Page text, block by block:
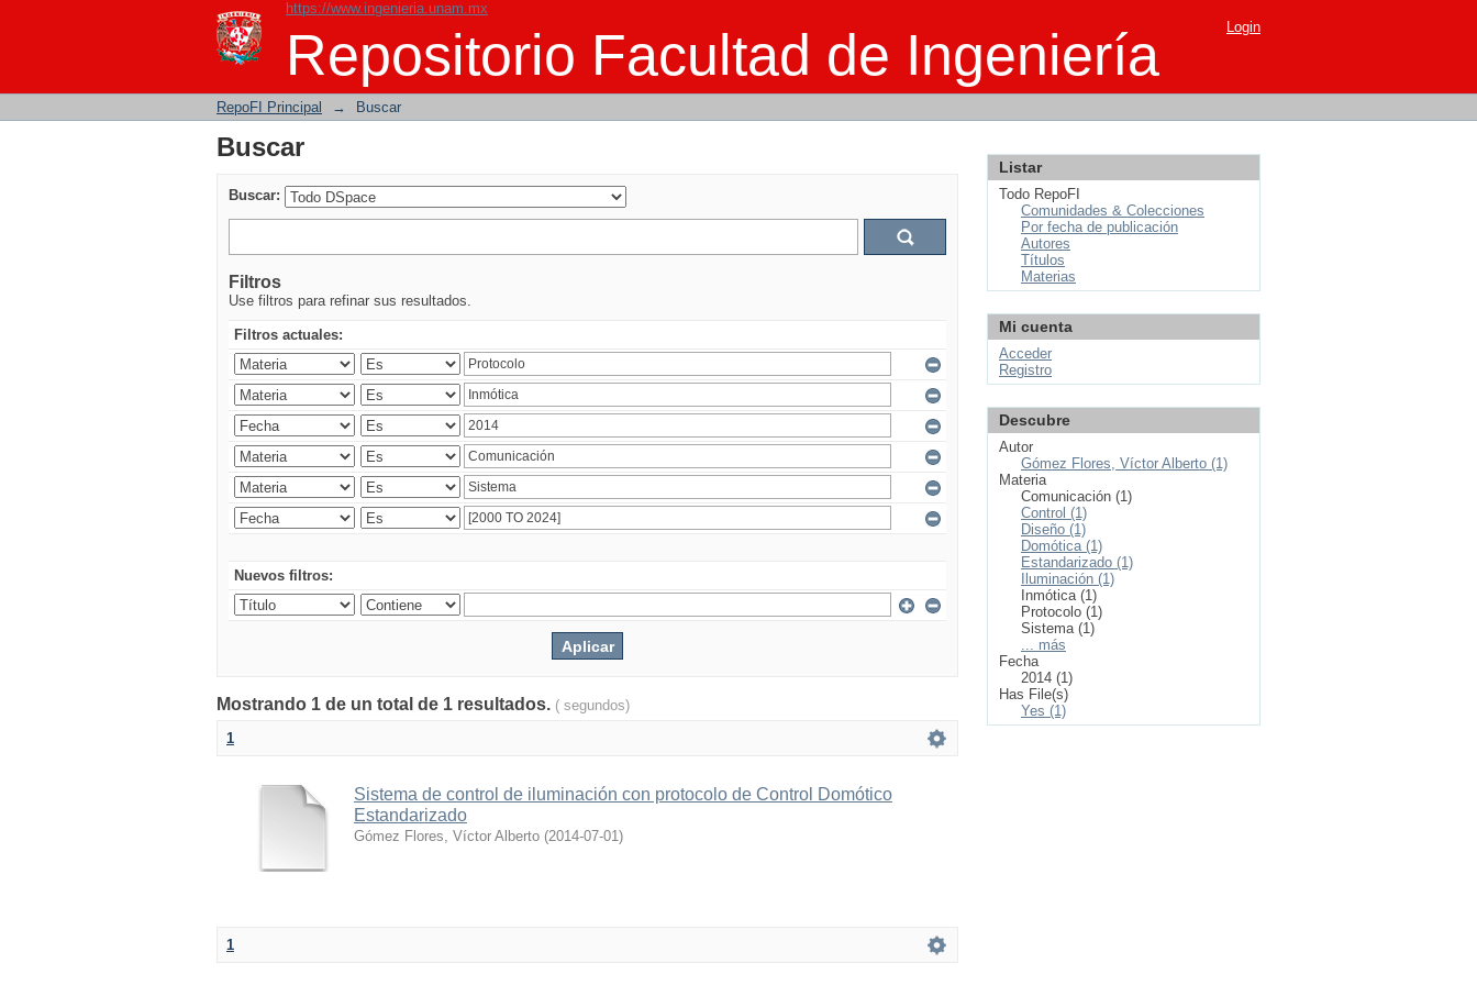
https://www.ingenieria.unam.mx
Repositorio Facultad de Ingeniería
Buscar Login
RepoFI Principal → Buscar
Buscar
Buscar:
Filtros
Use filtros para refinar sus resultados.
Filtros actuales:
Nuevos filtros:
Mostrando 1 de un total de 1 resultados. ( segundos)
1
Sistema de control de iluminación con protocolo de Control Domótico
Estandarizado
Gómez Flores, Víctor Alberto (2014-07-01)
1
Listar
Todo RepoFI
Comunidades & Colecciones
Por fecha de publicación
Autores
Títulos
Materias
Mi cuenta
Acceder
Registro
Descubre
Autor
Gómez Flores, Víctor Alberto (1)
Materia
Comunicación (1)
Control (1)
Diseño (1)
Domótica (1)
Estandarizado (1)
Iluminación (1)
Inmótica (1)
Protocolo (1)
Sistema (1)
... más
Fecha
2014 (1)
Has File(s)
Yes (1)